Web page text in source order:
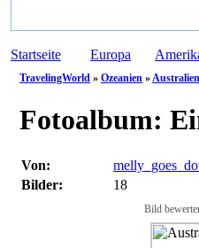
Startseite Europa
TravelingWorld » Ozeanien »Australien
Fotoalbum:
Von:
Bilder:
18
Bild